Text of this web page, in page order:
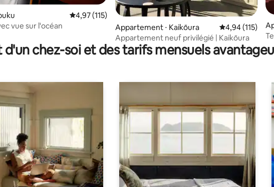
la base de 253 commentaires : 5 sur 5
Évaluation moyenne sur la base de 115 commentaires : 4,97
4,97 (115)
vue sur l'océan
Appartement ⋅ Kaikōura Évaluation
4,94 (115)
Appartement neuf privilégié | Kaikōura
chez-soi et des tarifs mensuels